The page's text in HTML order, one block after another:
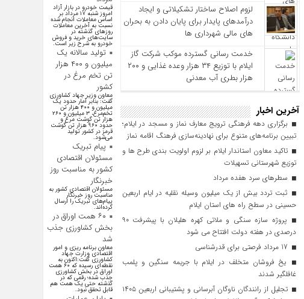
لزوم اصلاح ساختار تشکیلاتی و ایجاد
درآمدهای پایدار برای پایان دادن به بحران‌
های مالی شهرداری‌ ها
خدمت رسانی گسترده موکب شرکت گاز
ایلام با توزیع ۳۴ هزار وعده غذایی و ۲۰۰
هزار بطری آب معدنی
آخرین اخبار
برگزاری دهه فرهنگی ترویج معارف نماز و مسجد در ایلام؛
تبیین برنامه‌های متنوع برای نهادینه‌سازی فرهنگ اقامه نماز
تاکید معاون استاندار ایلام بر لزوم اولویت‌ بندی طرح‌ ها و
توزیع شهرستانی تسهیلات
سطرهای سرد هفده مرداد
ثبت تردد بیش از یک میلیون وسیله نقلیه در ایام اربعین
حسینی در سطح راه‌ های استان ایلام
پروژه سازه سنگی و ملاتی کهره هلیلان با پیشرفت ۹۰
درصدی در هفته دولت افتتاح می شود
یخ‌ فروشان متخلف در ایلام با جریمه سنگین و پلمب
غافلگیر شدند
تجلیل از رانندگان ناوگان آبرسانی و پشتیبانی اربعین ۱۴۰۵
قیمت خودرو در بازار آزاد
امروز شنبه ۱۷ مرداد بر
اساس معاملات انجام شده
نسبت به آخرین معاملات
روز‌های گذشته در
سایت‌های خرید و فروش
خودرو به شرح زیر است.
تولید سالانه یک
میلیون و ۴۰۰ هزار
تن تخم مرغ در
کشور
معاون وزیر جهاد کشاورزی
گفت: بنابر آمار حدود یک
میلیون و ۴۰۰ هزار تن
تخم‌مرغ، ۳ میلیون و ۲۶۰
هزار تن گوشت مرغ و
حدود ۹۶۰ هزار تن گوشت
قرمز در کشور تولید
می‌شود.
پیام تبریک
مسئولان اقتصادی
کشور به مناسبت روز
خبرنگار
مسئولان اقتصادی کشور به
مناسبت روز خبرنگار
پیام‌های تبریک را ارسال
کرده‌اند.
۶۰ همت اوراق در
بخش کشاورزی جذب
شد
معاون برنامه ریزی و امور
اقتصادی وزارت جهاد
کشاورزی گفت:اکنون به
نقطه‌ای رسیده که ۶۰ همت
اوراق در بخش کشاورزی
جذب شده؛ رقمی که در
گذشته حتی یک همت هم
قابل تحقق نبود.